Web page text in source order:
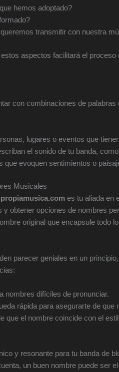
hemos adoptado?
transmitir con nuestra
aspectos facilitará el
con combinaciones de
lugares o eventos que
el sonido de tu banda, como
que evoquen sentimientos o
Musicales
es tu aliada en
y obtener opciones de nombres
original que encapsule todo
parecer geniales en un
nombres difíciles de pronunciar.
rápida para asegurarte de
que el nombre coincide con el
y resonante para tu banda de
un buen nombre puede ser